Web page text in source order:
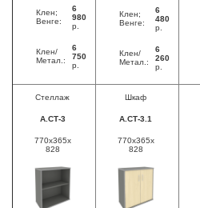
Клен;
Венге:
6
980
р.
Клен/
Метал.:
6
750
р.
Клен;
Венге:
6
480
р.
Клен/
Метал.:
6
260
р.
Стеллаж
А.СТ-3
770x365x
828
Шкаф
А.СТ-3.1
770x365x
828